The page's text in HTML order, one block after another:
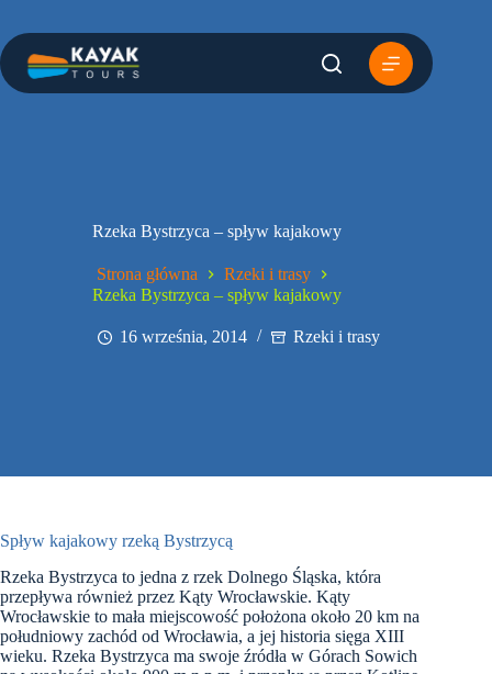
treści
Rzeka Bystrzyca – spływ kajakowy
Strona główna
Rzeki i trasy
Rzeka Bystrzyca – spływ kajakowy
16 września, 2014 Rzeki i trasy
Spływ kajakowy rzeką Bystrzycą
Rzeka Bystrzyca to jedna z rzek Dolnego Śląska, która
przepływa również przez Kąty Wrocławskie. Kąty
Wrocławskie to mała miejscowość położona około 20 km na
południowy zachód od Wrocławia, a jej historia sięga XIII
wieku. Rzeka Bystrzyca ma swoje źródła w Górach Sowich